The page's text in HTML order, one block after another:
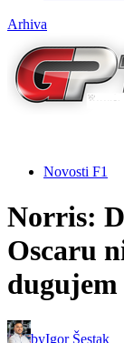
Arhiva
Novosti F1
Norris:
Oscaru
byIgor Šestak